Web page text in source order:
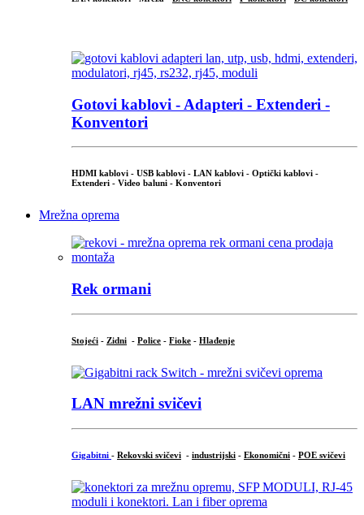
Gotovi kablovi - Adapteri - Extenderi -
Konventori
HDMI kablovi - USB kablovi - LAN kablovi - Optički kablovi -
Extenderi - Video baluni - Konventori
Mrežna oprema
Rek ormani
Stojeći - Zidni - Police - Fioke - Hlađenje
LAN mrežni svičevi
Gigabitni - Rekovski svičevi - industrijski - Ekonomični - POE svičevi